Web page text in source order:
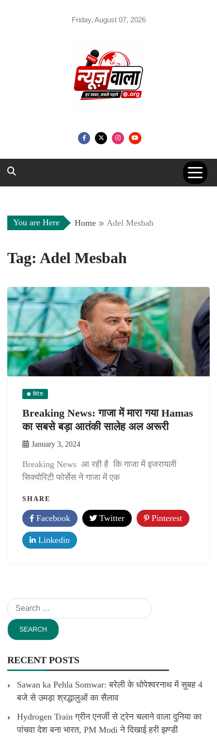
Friday, August 07, 2026
You are Here Home Adel Mesbah
Tag: Adel Mesbah
विदेश
Breaking News: गाजा में मारा गया Hamas
का सबसे बड़ा आतंकी सालेह अल अरूरी
January 3, 2024
Breaking News आ रही है कि गाजा में इजरायली
सिक्योरिटी फोर्सेस ने गाजा में एक
SHARE
Facebook Twitter Pinterest
Linkedin
Search
for:
RECENT POSTS
Sawan ka Pehla Somwar: बरेली के धोपेश्वरनाथ में सुबह 4
बजे से उमड़ा श्रद्धालुओं का सैलाव
Hydrogen Train ग्रीन एनर्जी से ट्रेन चलाने वाला दुनिया का
पांचवा देश बना भारत, PM Modi ने दिखाई हरी झण्डी